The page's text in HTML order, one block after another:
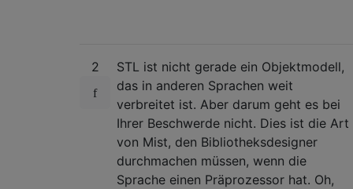
2
STL ist nicht gerade ein Objektmodell,
das in anderen Sprachen weit
verbreitet ist. Aber darum geht es bei
Ihrer Beschwerde nicht. Dies ist die Art
von Mist, den Bibliotheksdesigner
durchmachen müssen, wenn die
Sprache einen Präprozessor hat. Oh,